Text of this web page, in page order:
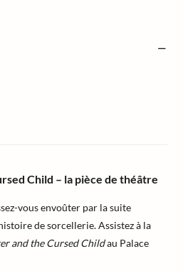
Child – la pièce de théâtre
vous envoûter par la suite
de sorcellerie. Assistez à la
and the Cursed Childau Palace